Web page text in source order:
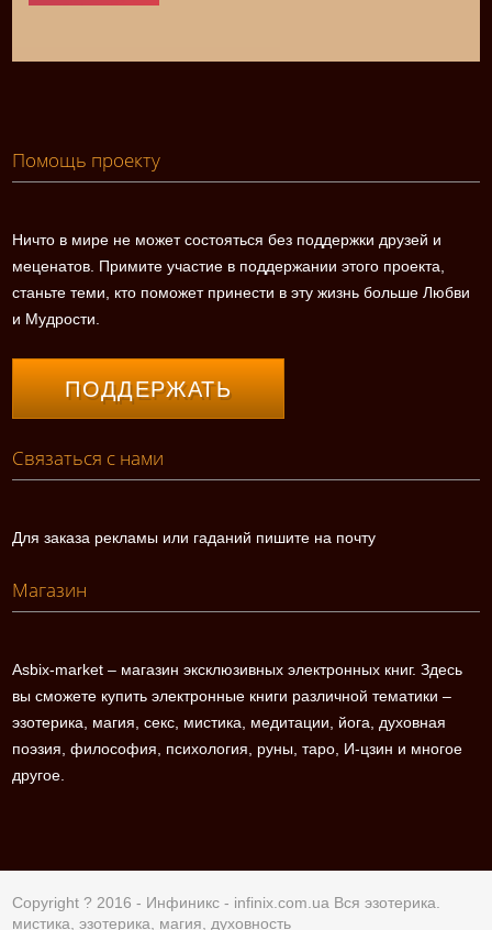
Помощь проекту
Ничто в мире не может состояться без поддержки друзей и
меценатов. Примите участие в поддержании этого проекта,
станьте теми, кто поможет принести в эту жизнь больше Любви
и Мудрости.
ПОДДЕРЖАТЬ
Связаться с нами
Для заказа рекламы или гаданий пишите на почту
Магазин
Asbix-market – магазин эксклюзивных электронных книг. Здесь
вы сможете купить электронные книги различной тематики –
эзотерика, магия, секс, мистика, медитации, йога, духовная
поэзия, философия, психология, руны, таро, И-цзин и многое
другое.
Copyright ? 2016 - Инфиникс - infinix.com.ua Вся эзотерика.
мистика, эзотерика, магия, духовность